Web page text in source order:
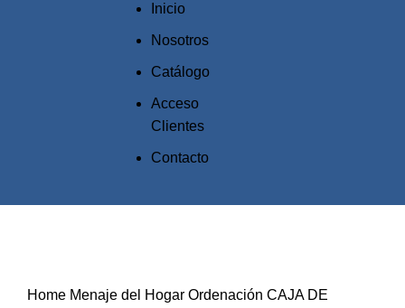
Inicio
Nosotros
Catálogo
Acceso
Clientes
Contacto
Home Menaje del Hogar Ordenación CAJA DE